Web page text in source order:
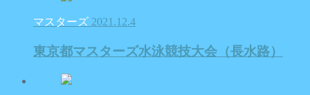
マスターズ 2021.12.4
東京都マスターズ水泳競技大会（長水路）